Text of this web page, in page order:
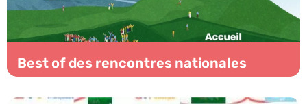
Best of des rencontres nationales